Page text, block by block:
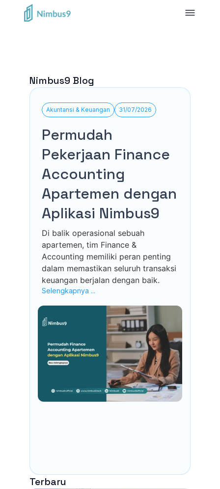
Nimbus9 Blog
Akuntansi & Keuangan 31/07/2026
Permudah
Pekerjaan Finance
Accounting
Apartemen dengan
Aplikasi Nimbus9
Di balik operasional sebuah
apartemen, tim Finance &
Accounting memiliki peran penting
dalam memastikan seluruh transaksi
keuangan berjalan dengan baik.
Selengkapnya ...
Terbaru